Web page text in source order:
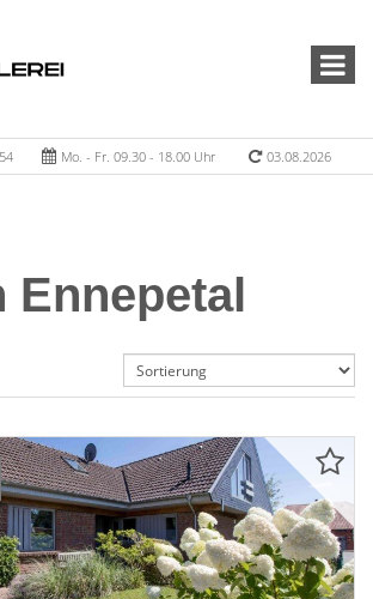
Mo. - Fr. 09.30 - 18.00 Uhr 03.08.2026
Ennepetal